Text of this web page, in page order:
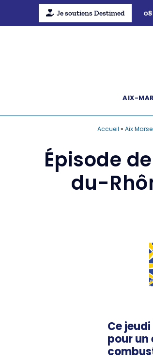
Je soutiens Destimed
AIX-
Accueil » Aix
Épisode
du-
Ce
pour un